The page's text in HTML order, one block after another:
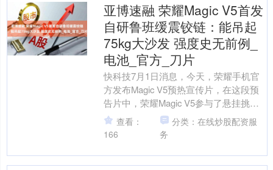
亚博速融 荣耀Magic V5首发
自研鲁班缓震铰链：能吊起
75kg大沙发 强度史无前例_
电池_官方_刀片
快科技7月1日消息，今天，荣耀手机官
方发布Magic V5预热宣传片，在这段预
告片中，荣耀Magic V5参与了悬挂挑
战，绳索的一侧穿过荣耀Magic V5，
另....
查看：
166
分类：在线炒股配资服
务